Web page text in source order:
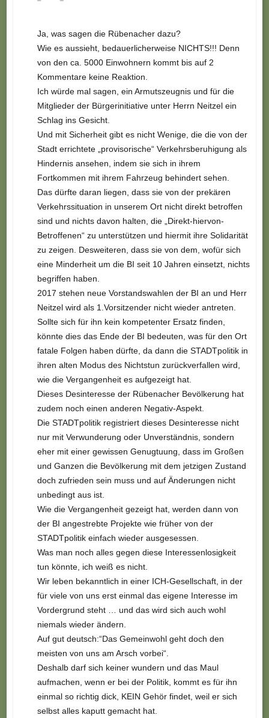
Ja, was sagen die Rübenacher dazu?
Wie es aussieht, bedauerlicherweise NICHTS!!! Denn
von den ca. 5000 Einwohnern kommt bis auf 2
Kommentare keine Reaktion.
Ich würde mal sagen, ein Armutszeugnis und für die
Mitglieder der Bürgerinitiative unter Herrn Neitzel ein
Schlag ins Gesicht.
Und mit Sicherheit gibt es nicht Wenige, die die von der
Stadt errichtete „provisorische“ Verkehrsberuhigung als
Hindernis ansehen, indem sie sich in ihrem
Fortkommen mit ihrem Fahrzeug behindert sehen.
Das dürfte daran liegen, dass sie von der prekären
Verkehrssituation in unserem Ort nicht direkt betroffen
sind und nichts davon halten, die „Direkt-hiervon-
Betroffenen“ zu unterstützen und hiermit ihre Solidarität
zu zeigen. Desweiteren, dass sie von dem, wofür sich
eine Minderheit um die BI seit 10 Jahren einsetzt, nichts
begriffen haben.
2017 stehen neue Vorstandswahlen der BI an und Herr
Neitzel wird als 1.Vorsitzender nicht wieder antreten.
Sollte sich für ihn kein kompetenter Ersatz finden,
könnte dies das Ende der BI bedeuten, was für den Ort
fatale Folgen haben dürfte, da dann die STADTpolitik in
ihren alten Modus des Nichtstun zurückverfallen wird,
wie die Vergangenheit es aufgezeigt hat.
Dieses Desinteresse der Rübenacher Bevölkerung hat
zudem noch einen anderen Negativ-Aspekt.
Die STADTpolitik registriert dieses Desinteresse nicht
nur mit Verwunderung oder Unverständnis, sondern
eher mit einer gewissen Genugtuung, dass im Großen
und Ganzen die Bevölkerung mit dem jetzigen Zustand
doch zufrieden sein muss und auf Änderungen nicht
unbedingt aus ist.
Wie die Vergangenheit gezeigt hat, werden dann von
der BI angestrebte Projekte wie früher von der
STADTpolitik einfach wieder ausgesessen.
Was man noch alles gegen diese Interessenlosigkeit
tun könnte, ich weiß es nicht.
Wir leben bekanntlich in einer ICH-Gesellschaft, in der
für viele von uns erst einmal das eigene Interesse im
Vordergrund steht … und das wird sich auch wohl
niemals wieder ändern.
Auf gut deutsch:“Das Gemeinwohl geht doch den
meisten von uns am Arsch vorbei“.
Deshalb darf sich keiner wundern und das Maul
aufmachen, wenn er bei der Politik, kommt es für ihn
einmal so richtig dick, KEIN Gehör findet, weil er sich
selbst alles kaputt gemacht hat.